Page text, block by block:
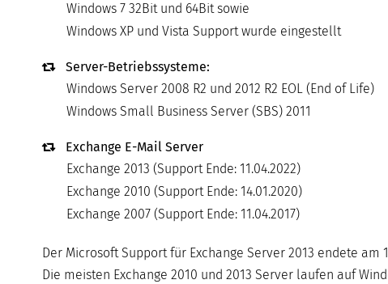
Windows 7 32Bit und 64Bit sowie
Windows XP und Vista Support wurde eingestellt
Server-Betriebssysteme:
Windows Server 2008 R2 und 2012 R2 EOL (End of Life)
Windows Small Business Server (SBS) 2011
Exchange E-Mail Server
Exchange 2013 (Support Ende: 11.04.2022)
Exchange 2010 (Support Ende: 14.01.2020)
Exchange 2007 (Support Ende: 11.04.2017)
Der Microsoft Support für Exchange Server 2013 endete am
Die meisten Exchange 2010 und 2013 Server laufen auf